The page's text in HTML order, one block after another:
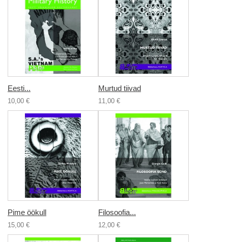
Eesti...
10,00 €
Murtud tiivad
11,00 €
Pime öökull
15,00 €
Filosoofia...
12,00 €